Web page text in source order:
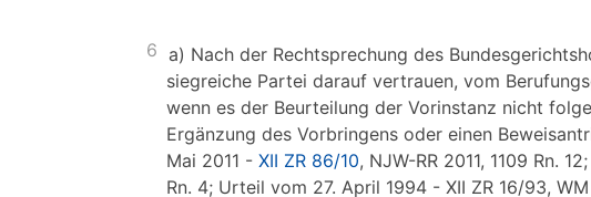
6 a) Nach der Rechtsprechung des
siegreiche Partei darauf vertrauen, vom
wenn es der Beurteilung der Vorinstanz nicht
Ergänzung des Vorbringens oder einen
Mai 2011 - XII ZR 86/10, NJW-RR 2011, 1109 Rn.
Rn. 4; Urteil vom 27. April 1994 - XII ZR 16/93,